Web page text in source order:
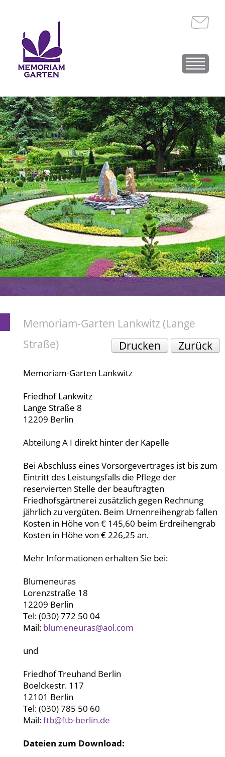
Memoriam-Garten Lankwitz (Lange
Straße)
Drucken Zurück
Memoriam-Garten Lankwitz
Friedhof Lankwitz
Lange Straße 8
12209 Berlin
Abteilung A I direkt hinter der Kapelle
Bei Abschluss eines Vorsorgevertrages ist bis zum
Eintritt des Leistungsfalls die Pflege der
reservierten Stelle der beauftragten
Friedhofsgärtnerei zusätzlich gegen Rechnung
jährlich zu vergüten. Beim Urnenreihengrab fallen
Kosten in Höhe von € 145,60 beim Erdreihengrab
Kosten in Höhe von € 226,25 an.
Mehr Informationen erhalten Sie bei:
Blumeneuras
Lorenzstraße 18
12209 Berlin
Tel: (030) 772 50 04
Mail: blumeneuras@aol.com
und
Friedhof Treuhand Berlin
Boelckestr. 117
12101 Berlin
Tel: (030) 785 50 60
Mail:ftb@ftb-berlin.de
Dateien zum Download: